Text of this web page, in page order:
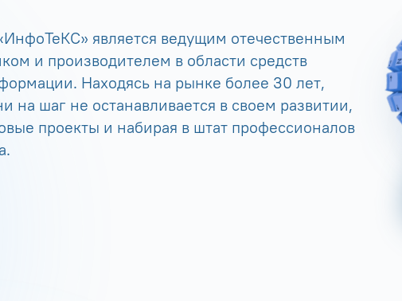
является ведущим отечественным
и производителем в области средств
Находясь на рынке более 30 лет,
на шаг не останавливается в своем развитии,
проекты и набирая в штат профессионалов